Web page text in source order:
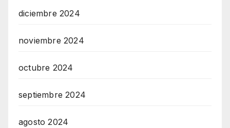
diciembre 2024
noviembre 2024
octubre 2024
septiembre 2024
agosto 2024